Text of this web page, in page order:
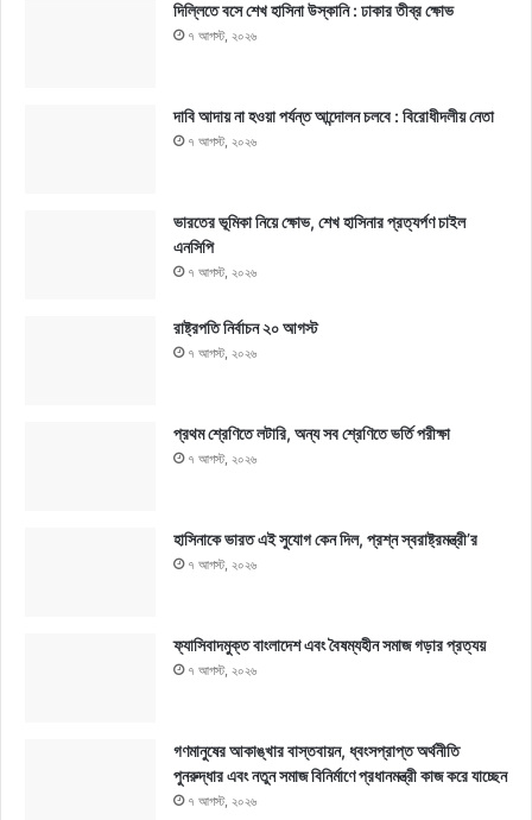
দিল্লিতে বসে শেখ হাসিনা উস্কানি : ঢাকার তীব্র ক্ষোভ
৭ আগস্ট, ২০২৬
দাবি আদায় না হওয়া পর্যন্ত আন্দোলন চলবে : বিরোধীদলীয় নেতা
৭ আগস্ট, ২০২৬
ভারতের ভূমিকা নিয়ে ক্ষোভ, শেখ হাসিনার প্রত্যর্পণ চাইল
এনসিপি
৭ আগস্ট, ২০২৬
রাষ্ট্রপতি নির্বাচন ২০ আগস্ট
৭ আগস্ট, ২০২৬
প্রথম শ্রেণিতে লটারি, অন্য সব শ্রেণিতে ভর্তি পরীক্ষা
৭ আগস্ট, ২০২৬
হাসিনাকে ভারত এই সুযোগ কেন দিল, প্রশ্ন স্বরাষ্ট্রমন্ত্রী’র
৭ আগস্ট, ২০২৬
ফ্যাসিবাদমুক্ত বাংলাদেশ এবং বৈষম্যহীন সমাজ গড়ার প্রত্যয়
৭ আগস্ট, ২০২৬
গণমানুষের আকাঙ্খার বাস্তবায়ন, ধ্বংসপ্রাপ্ত অর্থনীতি
পুনরুদ্ধার এবং নতুন সমাজ বিনির্মাণে প্রধানমন্ত্রী কাজ করে যাচ্ছেন
৭ আগস্ট, ২০২৬